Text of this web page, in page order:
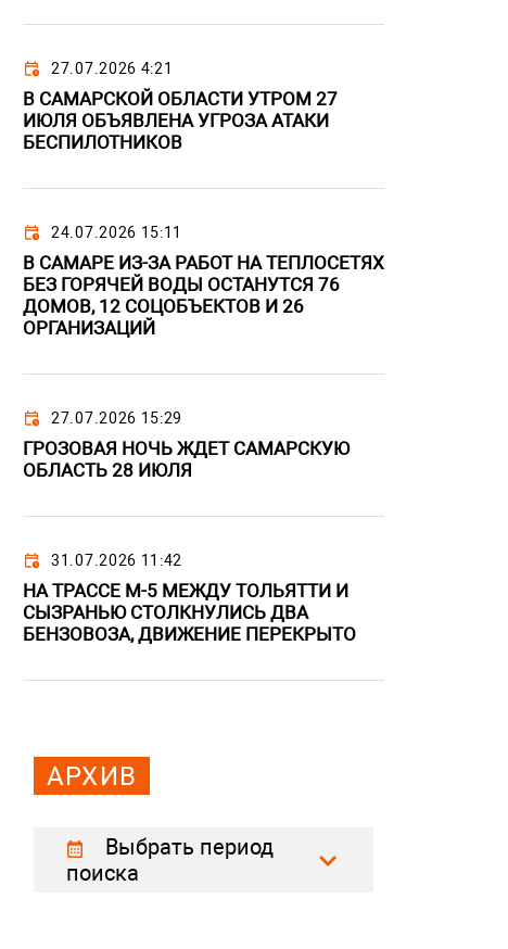
27.07.2026 4:21
В САМАРСКОЙ ОБЛАСТИ УТРОМ 27
ИЮЛЯ ОБЪЯВЛЕНА УГРОЗА АТАКИ
БЕСПИЛОТНИКОВ
24.07.2026 15:11
В САМАРЕ ИЗ-ЗА РАБОТ НА ТЕПЛОСЕТЯХ
БЕЗ ГОРЯЧЕЙ ВОДЫ ОСТАНУТСЯ 76
ДОМОВ, 12 СОЦОБЪЕКТОВ И 26
ОРГАНИЗАЦИЙ
27.07.2026 15:29
ГРОЗОВАЯ НОЧЬ ЖДЕТ САМАРСКУЮ
ОБЛАСТЬ 28 ИЮЛЯ
31.07.2026 11:42
НА ТРАССЕ М-5 МЕЖДУ ТОЛЬЯТТИ И
СЫЗРАНЬЮ СТОЛКНУЛИСЬ ДВА
БЕНЗОВОЗА, ДВИЖЕНИЕ ПЕРЕКРЫТО
АРХИВ
Выбрать период
поиска